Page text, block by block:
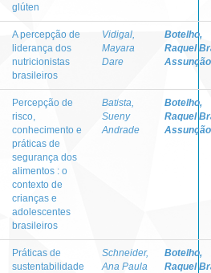
glúten
A percepção de
liderança dos
nutricionistas
brasileiros
Vidigal,
Mayara
Dare
Botelho,
Raquel
Assunção
Percepção de
risco,
conhecimento e
práticas de
segurança dos
alimentos : o
contexto de
crianças e
adolescentes
brasileiros
Batista,
Sueny
Andrade
Botelho,
Raquel
Assunção
Práticas de
sustentabilidade
Schneider,
Ana Paula
Botelho,
Raquel